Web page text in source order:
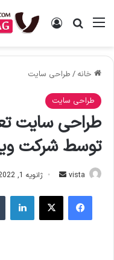
منو جستجو برای
ورود
خانه / طراحی سایت
طراحی سایت
طراحی سایت
توسط شرکت
vista
س
ا
ژانویه 1, 2022
فیس بوک لینکدین